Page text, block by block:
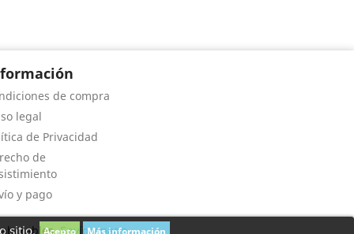
sitio. Acepto Más información
de compra
legal
de Privacidad
de
y pago
Envío y pago